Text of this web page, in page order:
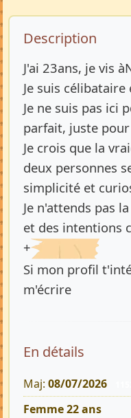
Description
Description
J'ai 23ans, je vis
Je suis
Je ne suis pas ici
parfait, juste
Je crois que la
deux personnes
simplicité et
Je n'attends pas
et des intentions
+
Si mon profil
m'écrire
En détails
Maj: 08/07/2026
Femme 22 ans